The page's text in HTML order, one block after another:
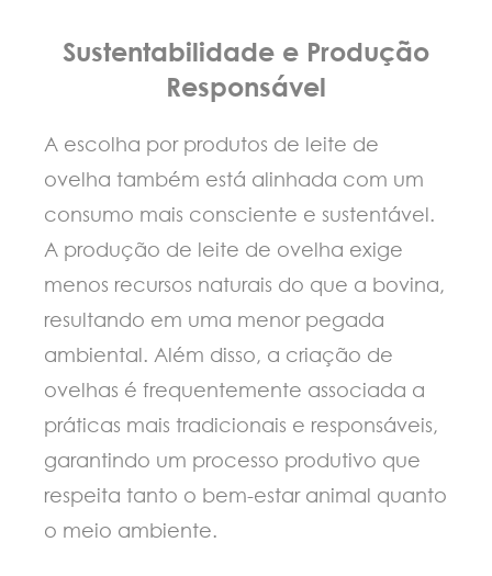
Sustentabilidade e Produção
Responsável
A escolha por produtos de leite de
ovelha também está alinhada com um
consumo mais consciente e sustentável.
A produção de leite de ovelha exige
menos recursos naturais do que a bovina,
resultando em uma menor pegada
ambiental. Além disso, a criação de
ovelhas é frequentemente associada a
práticas mais tradicionais e responsáveis,
garantindo um processo produtivo que
respeita tanto o bem-estar animal quanto
o meio ambiente.